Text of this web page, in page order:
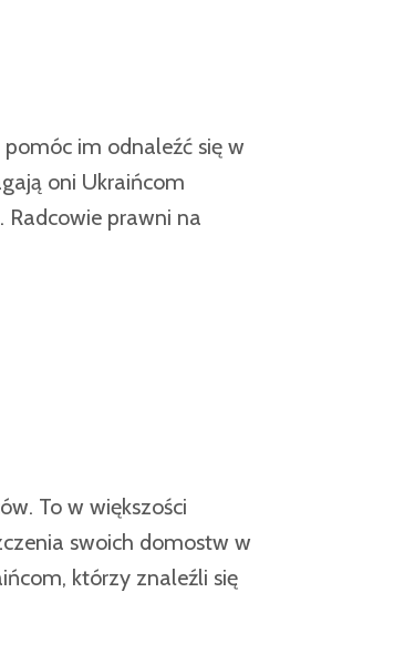
im odnaleźć się w
oni Ukraińcom
Radcowie prawni na
To w większości
swoich domostw w
którzy znaleźli się